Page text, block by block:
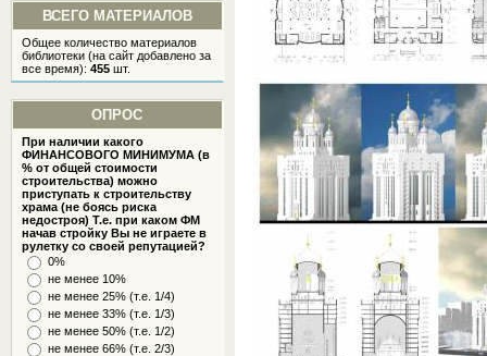
ВСЕГО МАТЕРИАЛОВ
Общее количество материалов
библиотеки (на сайт добавлено за
все время):455 шт.
ОПРОС
При наличии какого
ФИНАНСОВОГО МИНИМУМА (в
% от общей стоимости
строительства) можно
приступать к строительству
храма (не боясь риска
недостроя) Т.е. при каком ФМ
начав стройку Вы не играете в
рулетку со своей репутацией?
0%
не менее 10%
не менее 25% (т.е. 1/4)
не менее 33% (т.е. 1/3)
не менее 50% (т.е. 1/2)
не менее 66% (т.е. 2/3)